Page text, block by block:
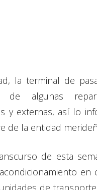
la terminal de
algunas
y externas, así lo
de la entidad
de esta
en